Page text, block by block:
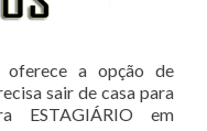
oferece a opção de
sair de casa para
ESTAGIÁRIO em